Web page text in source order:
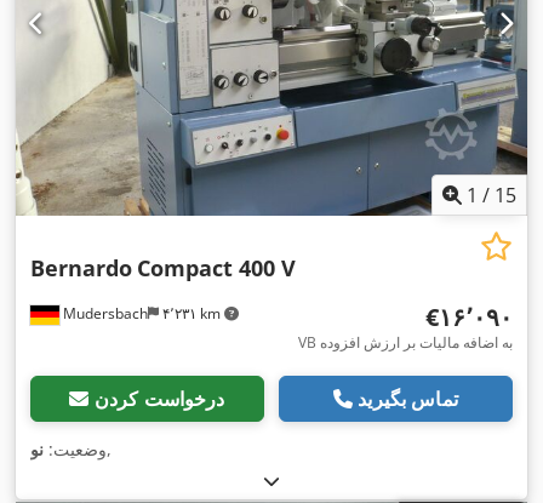
1 / 15
Mudersbach ۴٬۲۳۱ km
Bernardo Compact 400 V
‎€۱۶٬۰۹۰
VB به اضافه مالیات بر ارزش افزوده
درخواست کردن تماس بگیرید
وضعیت: نو ,